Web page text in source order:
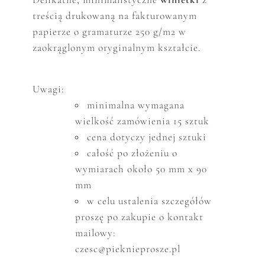
treścią drukowaną na fakturowanym
papierze o gramaturze 250 g/m2 w
zaokrąglonym oryginalnym kształcie.
Uwagi:
minimalna wymagana
wielkość zamówienia 15 sztuk
cena dotyczy jednej sztuki
całość po złożeniu o
wymiarach około 50 mm x 90
mm
w celu ustalenia szczegółów
proszę po zakupie o kontakt
mailowy:
czesc@pieknieprosze.pl